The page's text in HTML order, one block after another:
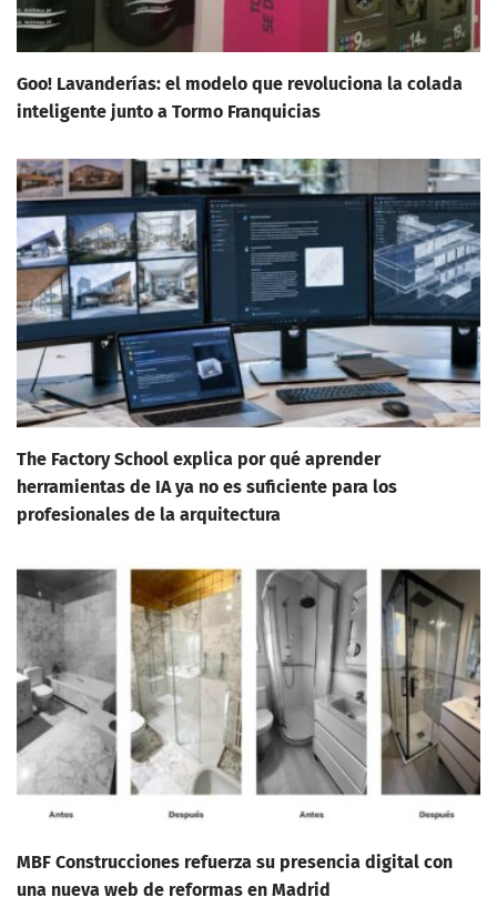
Goo! Lavanderías: el modelo que revoluciona la colada
inteligente junto a Tormo Franquicias
The Factory School explica por qué aprender
herramientas de IA ya no es suficiente para los
profesionales de la arquitectura
MBF Construcciones refuerza su presencia digital con
una nueva web de reformas en Madrid